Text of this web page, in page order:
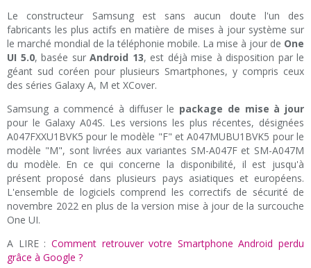
Le constructeur Samsung est sans aucun doute l'un des
fabricants les plus actifs en matière de mises à jour système sur
le marché mondial de la téléphonie mobile. La mise à jour de One
UI 5.0, basée sur Android 13, est déjà mise à disposition par le
géant sud coréen pour plusieurs Smartphones, y compris ceux
des séries Galaxy A, M et XCover.
Samsung a commencé à diffuser le package de mise à jour
pour le Galaxy A04S. Les versions les plus récentes, désignées
A047FXXU1BVK5 pour le modèle "F" et A047MUBU1BVK5 pour le
modèle "M", sont livrées aux variantes SM-A047F et SM-A047M
du modèle. En ce qui concerne la disponibilité, il est jusqu'à
présent proposé dans plusieurs pays asiatiques et européens.
L'ensemble de logiciels comprend les correctifs de sécurité de
novembre 2022 en plus de la version mise à jour de la surcouche
One UI.
A LIRE : Comment retrouver votre Smartphone Android perdu
grâce à Google ?